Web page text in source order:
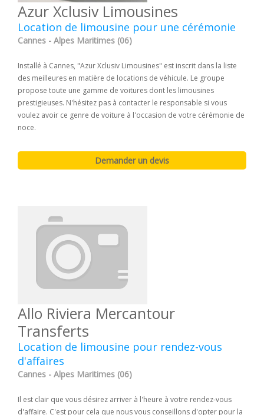
Azur Xclusiv Limousines
Location de limousine pour une cérémonie
Cannes - Alpes Maritimes (06)
Installé à Cannes, "Azur Xclusiv Limousines" est inscrit dans la liste
des meilleures en matière de locations de véhicule. Le groupe
propose toute une gamme de voitures dont les limousines
prestigieuses. N'hésitez pas à contacter le responsable si vous
voulez avoir ce genre de voiture à l'occasion de votre cérémonie de
noce.
Allo Riviera Mercantour
Transferts
Location de limousine pour rendez-vous
d'affaires
Cannes - Alpes Maritimes (06)
Il est clair que vous désirez arriver à l'heure à votre rendez-vous
d'affaire. C'est pour cela que nous vous conseillons d'opter pour la